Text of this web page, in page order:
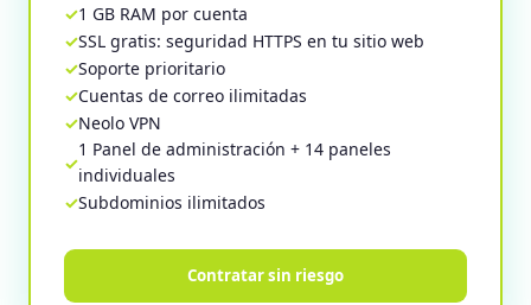
1 GB RAM por cuenta
SSL gratis: seguridad HTTPS en tu sitio web
Soporte prioritario
Cuentas de correo ilimitadas
Neolo VPN
1 Panel de administración + 14 paneles
individuales
Subdominios ilimitados
Contratar sin riesgo